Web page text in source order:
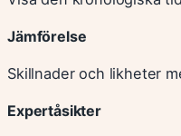
Jämförelse
Skillnader och likheter
Expertåsikter